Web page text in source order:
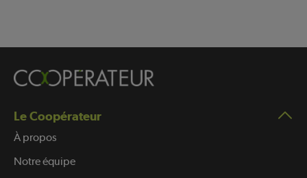
Le Coopérateur
À propos
Notre équipe